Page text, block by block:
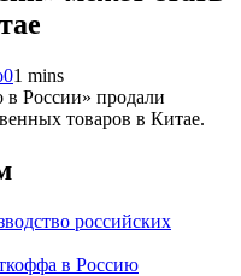
01 mins
России» продали
товаров в Китае.
российских
в Россию